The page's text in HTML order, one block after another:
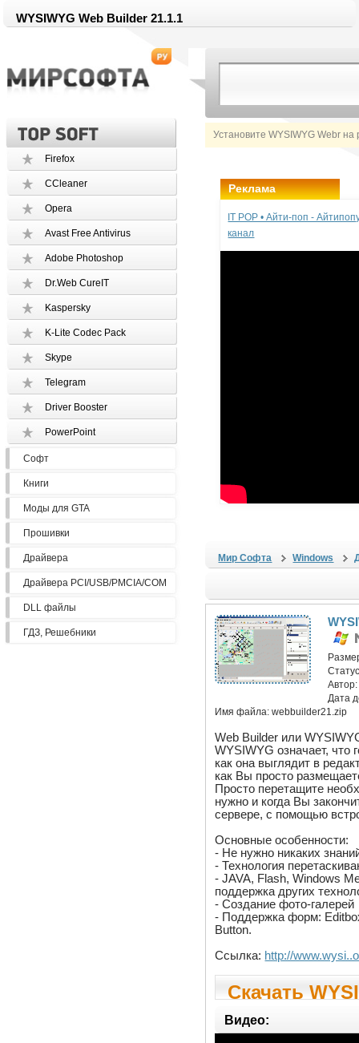
WYSIWYG Web Builder 21.1.1
Установите WYSIWYG Webr на
Firefox
CCleaner
Opera
Avast Free Antivirus
Adobe Photoshop
Dr.Web CureIT
Kaspersky
K-Lite Codec Pack
Skype
Telegram
Driver Booster
PowerPoint
Софт
Книги
Моды для GTA
Прошивки
Драйвера
Драйвера PCI/USB/PMCIA/COM
DLL файлы
ГДЗ, Решебники
Реклама
IT POP • Айти-поп -
канал
Мир Софта Windows
Дата
Имя файла:webbuilder21.zip
Web Builder или
WYSIWYG означает, что
как она выглядит в
как Вы просто
Просто перетащите
нужно и когда Вы
сервере, с помощью
Основные особенности:
- Не нужно никаких
- Технология
- JAVA, Flash, Windows
поддержка других
- Создание фото-галерей
- Поддержка форм:
Button.
Ссылка: http://
Скачать
Видео: